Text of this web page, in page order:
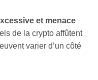
et menace
de la crypto affûtent
varier d’un côté